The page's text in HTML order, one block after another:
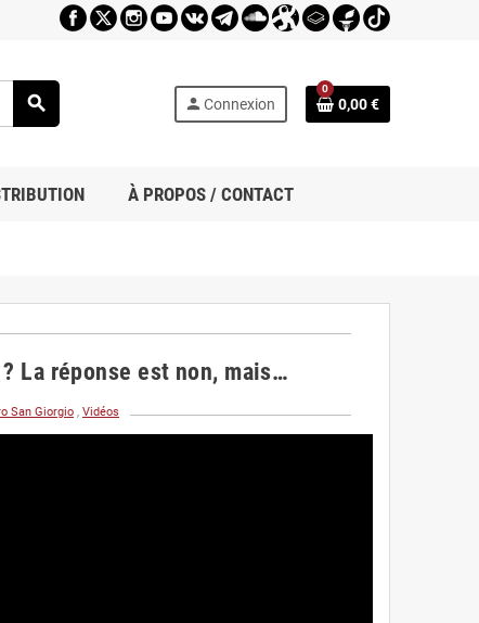
search person Connexion
0
0,00 €
À PROPOS / CONTACT
La réponse est non, mais…
San Giorgio , Vidéos